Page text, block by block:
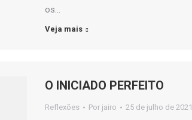
os…
Veja mais
O INICIADO PERFEITO
Reflexões Por jairo 25 de julho de 2021